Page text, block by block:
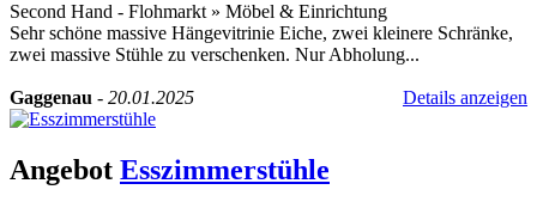
Second Hand - Flohmarkt » Möbel & Einrichtung
Sehr schöne massive Hängevitrinie Eiche, zwei kleinere Schränke,
zwei massive Stühle zu verschenken. Nur Abholung...
Gaggenau - 20.01.2025 Details anzeigen
Angebot Esszimmerstühle